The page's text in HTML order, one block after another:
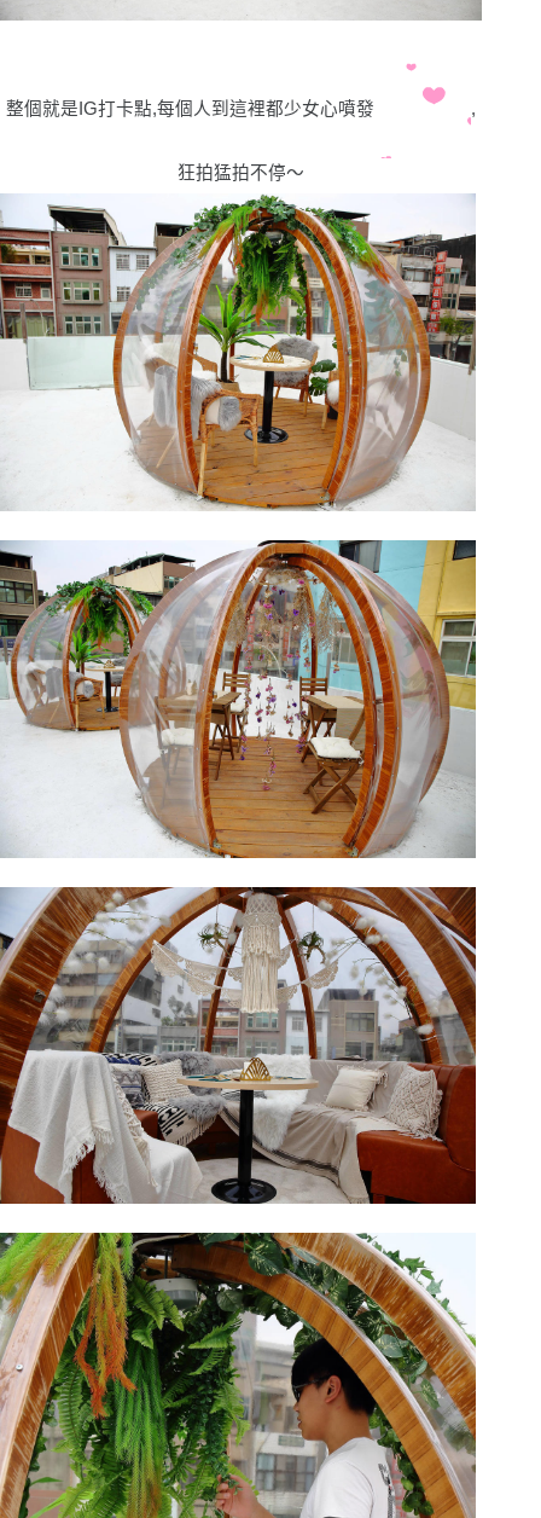
整個就是 IG打卡點,每個人到這裡都少女心噴發 ,
狂拍猛拍不停〜